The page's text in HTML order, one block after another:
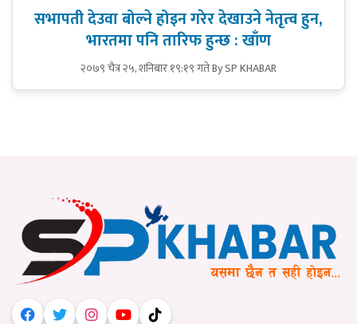
सभापती देउवा बोल्ने होइन गरेर देखाउने नेतृत्व हुन,
भारतमा पनि तारिफ हुन्छ : खाँण
२०७९ चैत्र २५, शनिबार १९:१९ गतेBy SP KHABAR